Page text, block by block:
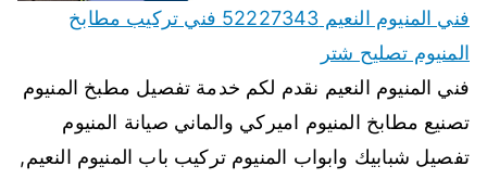
فني المنيوم النعيم 52227343 فني تركيب مطابخ
المنيوم تصليح شتر
فني المنيوم النعيم نقدم لكم خدمة تفصيل مطبخ المنيوم
تصنيع مطابخ المنيوم اميركي والماني صيانة المنيوم
تفصيل شبابيك وابواب المنيوم تركيب باب المنيوم النعيم,